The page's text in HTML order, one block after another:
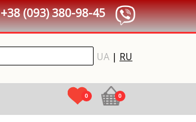
+38 (093) 380-98-45
UA | RU
0 0